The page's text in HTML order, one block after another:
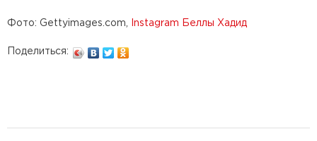
Фото: Gettyimages.com, Instagram Беллы Хадид
Поделиться: